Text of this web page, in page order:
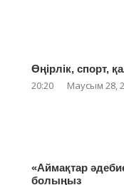
Өңірлік, спорт,
20:20 Маусым 28,
«Аймақтар
болыңыз